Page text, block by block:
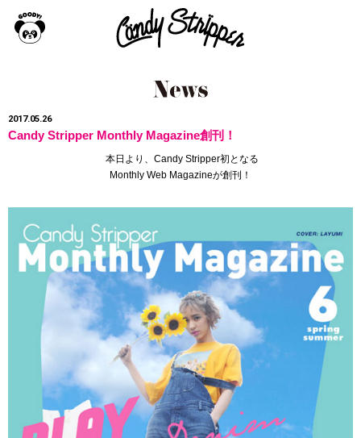
2017.05.26
Candy Stripper Monthly Magazine創刊！
本日より、Candy Stripper初となる
Monthly Web Magazineが創刊！